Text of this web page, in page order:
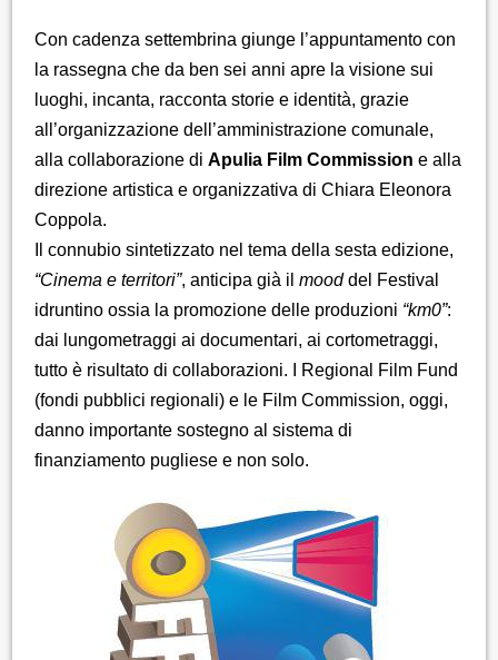
Con cadenza settembrina giunge l’appuntamento con
la rassegna che da ben sei anni apre la visione sui
luoghi, incanta, racconta storie e identità, grazie
all’organizzazione dell’amministrazione comunale,
alla collaborazione diApulia Film Commission e alla
direzione artistica e organizzativa di Chiara Eleonora
Coppola.
Il connubio sintetizzato nel tema della sesta edizione,
“Cinema e territori”, anticipa già ilmooddel Festival
idruntino ossia la promozione delle produzioni “km0”:
dai lungometraggi ai documentari, ai cortometraggi,
tutto è risultato di collaborazioni. I Regional Film Fund
(fondi pubblici regionali) e le Film Commission, oggi,
danno importante sostegno al sistema di
finanziamento pugliese e non solo.